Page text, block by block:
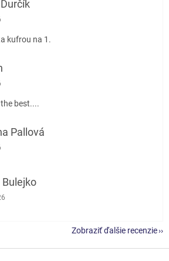
obchodu je 5 z 5 hviezdičiek.
kufrou na 1.
obchodu je 5 z 5 hviezdičiek.
best....
Pallová
obchodu je 5 z 5 hviezdičiek.
obchodu je 5 z 5 hviezdičiek.
Zobraziť ďalšie recenzie